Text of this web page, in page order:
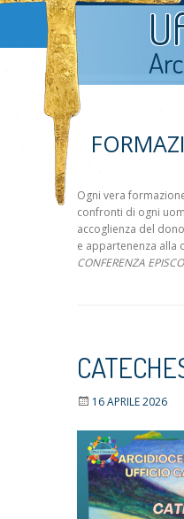
Ogni vera
confronti di ogni
accoglienza del
e appartenenza alla
CONFERENZA
16 APRILE 2026